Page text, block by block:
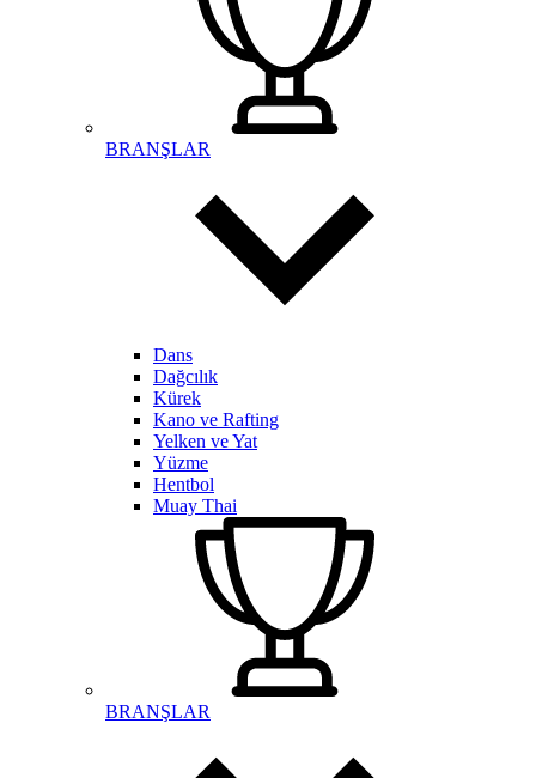
BRANŞLAR
Dans
Dağcılık
Kürek
Kano ve Rafting
Yelken ve Yat
Yüzme
Hentbol
Muay Thai
BRANŞLAR